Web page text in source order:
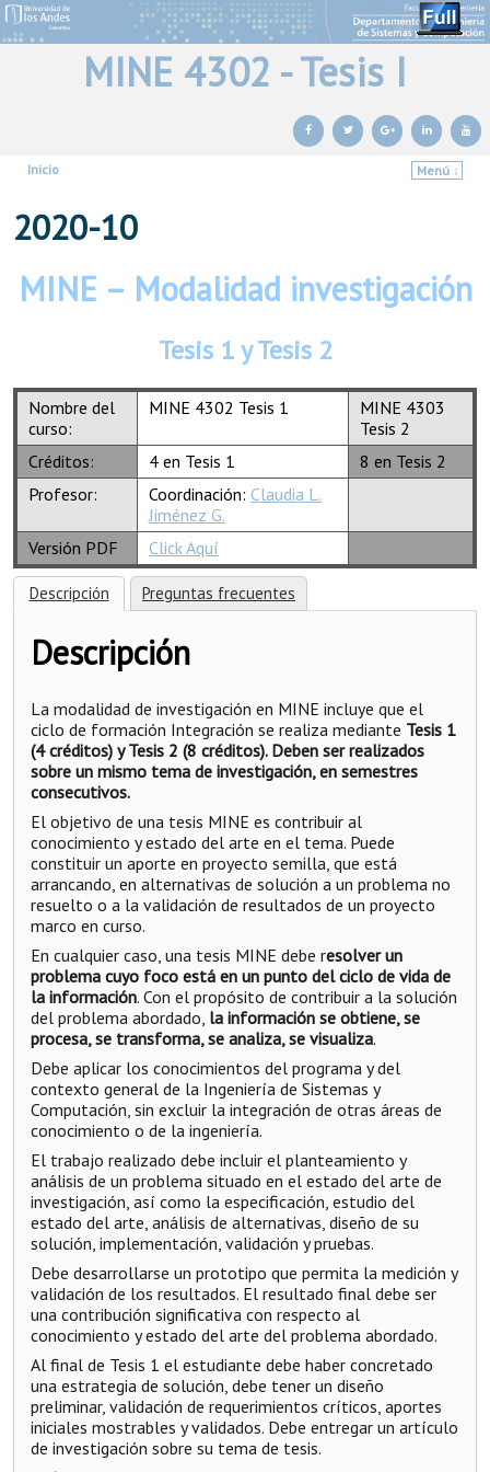
MINE 4302 - Tesis I
Inicio
Menú ↓
2020-10
MINE – Modalidad investigación
Tesis 1 y Tesis 2
Nombre del
curso:
MINE 4302 Tesis 1
MINE 4303
Tesis 2
Créditos:
4 en Tesis 1
8 en Tesis 2
Profesor:
Coordinación: Claudia L.
Jiménez G.
Versión PDF
Click Aquí
Descripción Preguntas frecuentes
Descripción
La modalidad de investigación en MINE incluye que el
ciclo de formación Integración se realiza mediante Tesis 1
(4 créditos) y Tesis 2 (8 créditos). Deben ser realizados
sobre un mismo tema de investigación, en semestres
consecutivos.
El objetivo de una tesis MINE es contribuir al
conocimiento y estado del arte en el tema. Puede
constituir un aporte en proyecto semilla, que está
arrancando, en alternativas de solución a un problema no
resuelto o a la validación de resultados de un proyecto
marco en curso.
En cualquier caso, una tesis MINE debe resolver un
problema cuyo foco está en un punto del ciclo de vida de
la información. Con el propósito de contribuir a la solución
del problema abordado, la información se obtiene, se
procesa, se transforma, se analiza, se visualiza.
Debe aplicar los conocimientos del programa y del
contexto general de la Ingeniería de Sistemas y
Computación, sin excluir la integración de otras áreas de
conocimiento o de la ingeniería.
El trabajo realizado debe incluir el planteamiento y
análisis de un problema situado en el estado del arte de
investigación, así como la especificación, estudio del
estado del arte, análisis de alternativas, diseño de su
solución, implementación, validación y pruebas.
Debe desarrollarse un prototipo que permita la medición y
validación de los resultados. El resultado final debe ser
una contribución significativa con respecto al
conocimiento y estado del arte del problema abordado.
Al final de Tesis 1 el estudiante debe haber concretado
una estrategia de solución, debe tener un diseño
preliminar, validación de requerimientos críticos, aportes
iniciales mostrables y validados. Debe entregar un artículo
de investigación sobre su tema de tesis.